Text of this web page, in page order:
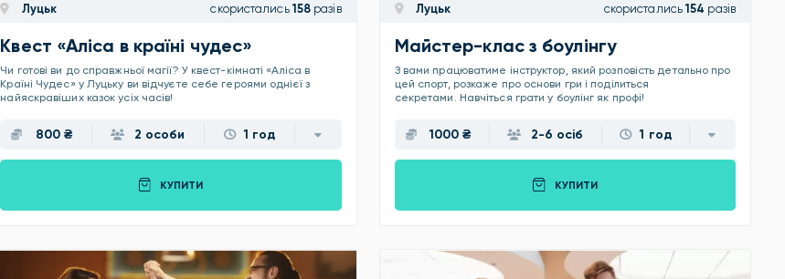
Луцьк скористались 158 разів
Квест «Аліса в країні чудес»
Чи готові ви до справжньої магії? У квест-кімнаті «Аліса в
Країні Чудес» у Луцьку ви відчуєте себе героями однієї з
найяскравіших казок усіх часів!
800 ₴ 2 особи 1 год
КУПИТИ
Луцьк скористались 154 разів
Майстер-клас з боулінгу
З вами працюватиме інструктор, який розповість детально про
цей спорт, розкаже про основи гри і поділиться
секретами. Навчіться грати у боулінг як профі!
1000 ₴ 2-6 осіб 1 год
КУПИТИ